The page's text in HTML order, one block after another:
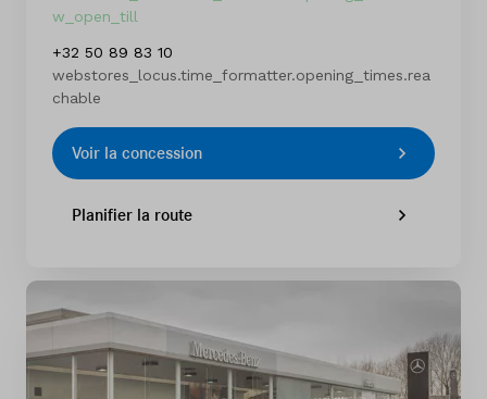
w_open_till
+32 50 89 83 10
webstores_locus.time_formatter.opening_times.rea
chable
Voir la concession
Planifier la route